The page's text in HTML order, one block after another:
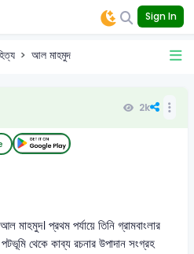
Sign In
আল মাহমুদ
2k
মাহমুদ। প্রথম পর্যায়ে তিনি গ্রামবাংলার
থেকে কাব্য রচনার উপাদান সংগ্রহ